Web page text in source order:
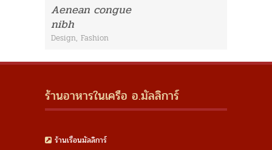
Aenean congue
nibh
Design, Fashion
ร้านอาหารในเครือ อ.มัลลิการ์
ร้านเรือนมัลลิการ์